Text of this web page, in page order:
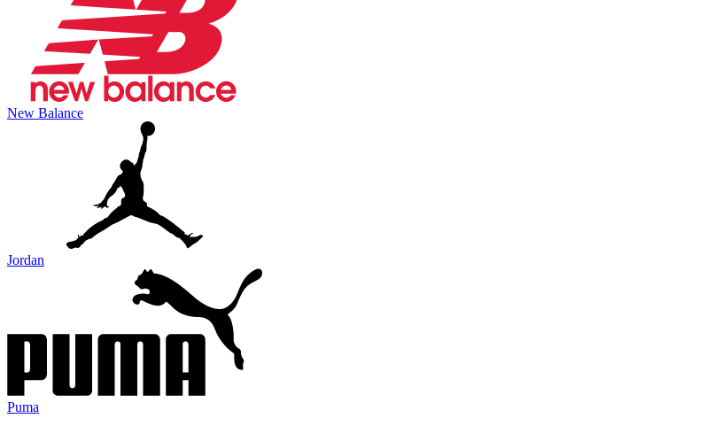
New Balance
Jordan
Puma